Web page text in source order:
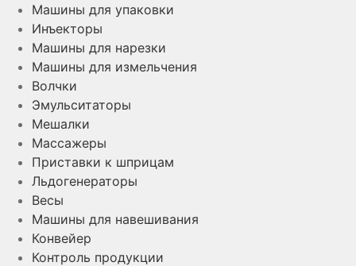
Машины для упаковки
Инъекторы
Машины для нарезки
Машины для измельчения
Волчки
Эмульситаторы
Мешалки
Массажеры
Приставки к шприцам
Льдогенераторы
Весы
Машины для навешивания
Конвейер
Контроль продукции